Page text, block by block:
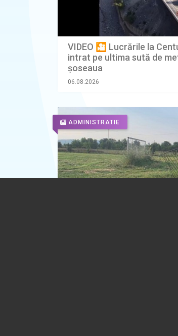
VIDEO 🎦 Lucrările la
intrat pe ultima sută de
șoseaua
06.08.2026
ADMINISTRATIE